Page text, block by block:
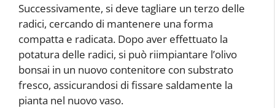
Successivamente, si deve tagliare un terzo delle
radici, cercando di mantenere una forma
compatta e radicata. Dopo aver effettuato la
potatura delle radici, si può riimpiantare l’olivo
bonsai in un nuovo contenitore con substrato
fresco, assicurandosi di fissare saldamente la
pianta nel nuovo vaso.